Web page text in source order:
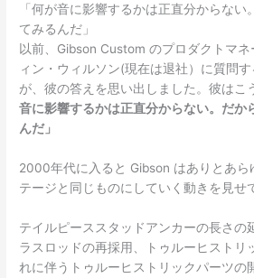
「何が音に影響するかは正直分からない
てみるんだ」
以前、Gibson Custom のプロダクトマ
ィン・ウィルソン(現在は退社）に質問
が、彼の答えを思い出しました。彼はこ
音に影響するかは正直分からない。だか
んだ」
2000年代に入ると Gibson はありとあら
テージと同じものにしていく動きを見せ
テイルピーススタッドアンカーの長さの
ラスロッドの再採用、トゥルーヒストリ
れに伴うトゥルーヒストリックパーツの